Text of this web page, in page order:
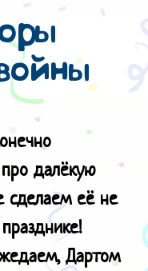
далёкую
сделаем её не
Дартом